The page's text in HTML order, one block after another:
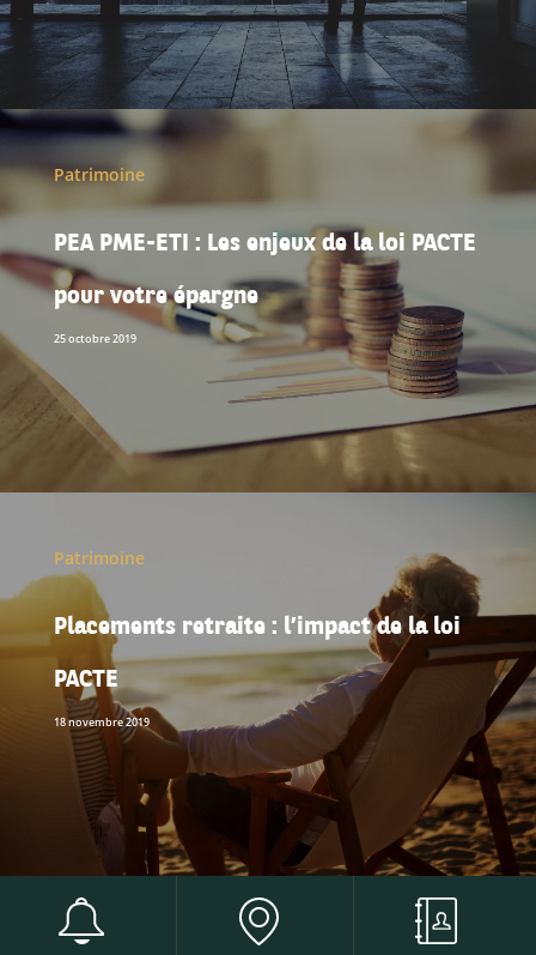
Patrimoine
PEA PME-ETI : Les enjeux de la loi PACTE
pour votre épargne
25 octobre 2019
Patrimoine
Placements retraite : l’impact de la loi
PACTE
18 novembre 2019